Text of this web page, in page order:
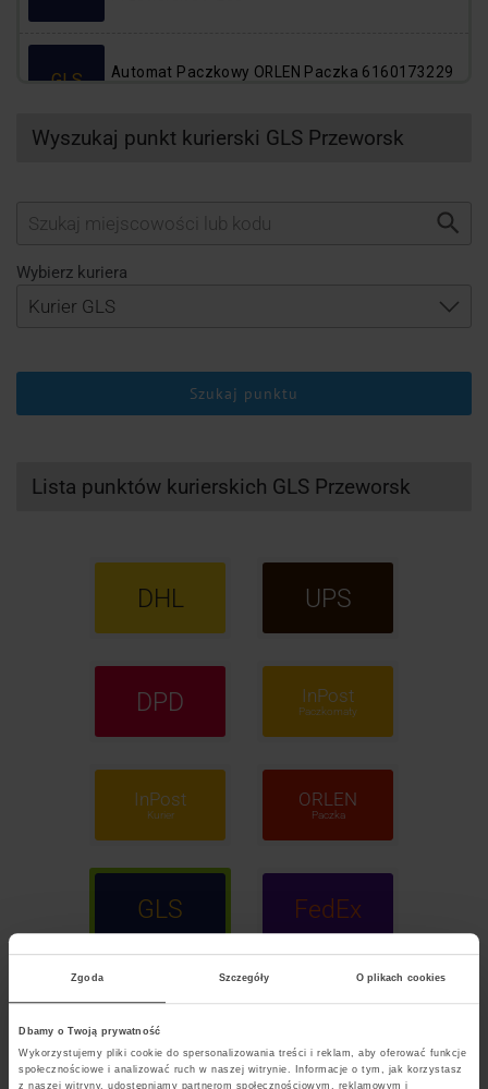
Zgoda Szczegóły O plikach cookies
Dbamy o Twoją prywatność
Wykorzystujemy pliki cookie do spersonalizowania treści i reklam, aby oferować funkcje
społecznościowe i analizować ruch w naszej witrynie. Informacje o tym, jak korzystasz
z naszej witryny, udostępniamy partnerom społecznościowym, reklamowym i
Wyszukaj punkt kurierski GLS Przeworsk
Wybierz kuriera
Szukaj punktu
Lista punktów kurierskich GLS Przeworsk
DHL UPS
DPD InPost
Paczkomaty
InPost
Kurier
ORLEN
Paczka
GLS FedEx
POCZTA